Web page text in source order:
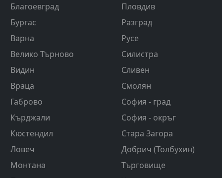
Благоевград
Бургас
Варна
Велико Търново
Видин
Враца
Габрово
Кърджали
Кюстендил
Ловеч
Монтана
Пловдив
Разград
Русе
Силистра
Сливен
Смолян
София - град
София - окръг
Стара Загора
Добрич (Толбухин)
Търговище